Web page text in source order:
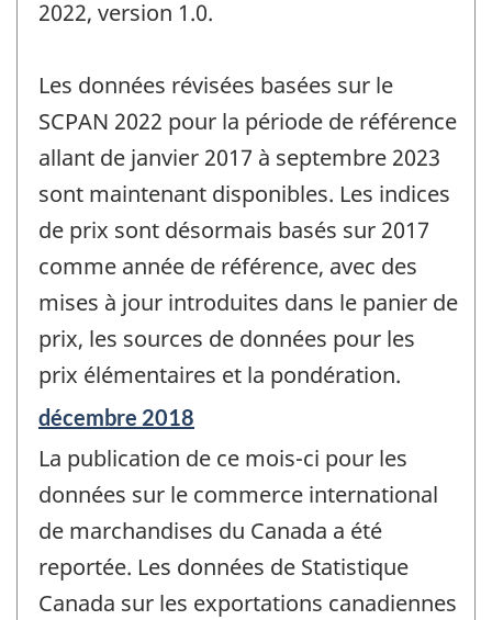
2022, version 1.0.
Les données révisées basées sur le
SCPAN 2022 pour la période de référence
allant de janvier 2017 à septembre 2023
sont maintenant disponibles. Les indices
de prix sont désormais basés sur 2017
comme année de référence, avec des
mises à jour introduites dans le panier de
prix, les sources de données pour les
prix élémentaires et la pondération.
Période
référence
de
-
décembre 2018
La publication de ce mois-ci pour les
données sur le commerce international
de marchandises du Canada a été
reportée. Les données de Statistique
Canada sur les exportations canadiennes